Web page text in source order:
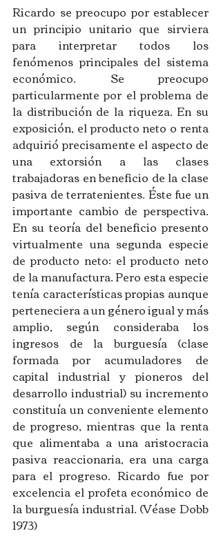
Ricardo se preocupo por establecer
un principio unitario que sirviera
para interpretar todos los
fenómenos principales del sistema
económico. Se preocupo
particularmente por el problema de
la distribución de la riqueza. En su
exposición, el producto neto o renta
adquirió precisamente el aspecto de
una extorsión a las clases
trabajadoras en beneficio de la clase
pasiva de terratenientes. Éste fue un
importante cambio de perspectiva.
En su teoría del beneficio presento
virtualmente una segunda especie
de producto neto: el producto neto
de la manufactura. Pero esta especie
tenía características propias aunque
perteneciera a un género igual y más
amplio, según consideraba los
ingresos de la burguesía (clase
formada por acumuladores de
capital industrial y pioneros del
desarrollo industrial) su incremento
constituía un conveniente elemento
de progreso, mientras que la renta
que alimentaba a una aristocracia
pasiva reaccionaria, era una carga
para el progreso. Ricardo fue por
excelencia el profeta económico de
la burguesía industrial. (Véase Dobb
1973)